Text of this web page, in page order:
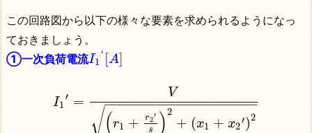
この回路図から以下の様々な要素を求められるようになっ
ておきましょう。
①一次負荷電流I1
‘ [A]
I1
′ =
V
(r1 + r2
′
s )2
+ (x1 + x2
′)2
− −
−−−−−−−−−−−−−−−−−−
√